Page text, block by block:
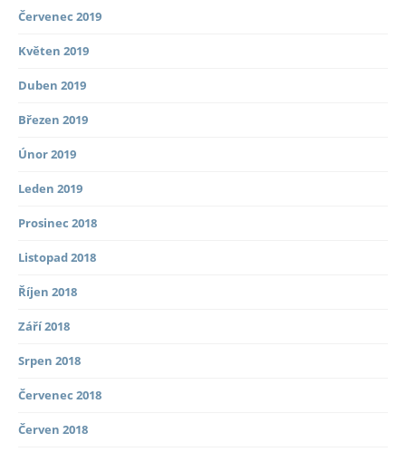
Červenec 2019
Květen 2019
Duben 2019
Březen 2019
Únor 2019
Leden 2019
Prosinec 2018
Listopad 2018
Říjen 2018
Září 2018
Srpen 2018
Červenec 2018
Červen 2018